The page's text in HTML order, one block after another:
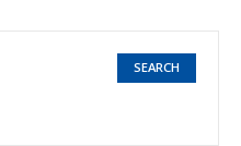
SEARCH